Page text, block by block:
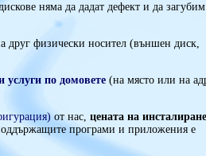
няма да дадат дефект и да загубим
друг физически носител (външен диск,
по домовете(на място или на
от нас, цената на инсталиране
програми и приложения е